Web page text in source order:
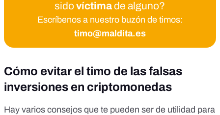
sidovíctimade alguno?
Escríbenos a nuestro buzón de timos:
timo@maldita.es
Cómo evitar el timo de las falsas
inversiones en criptomonedas
Hay varios consejos que te pueden ser de utilidad para